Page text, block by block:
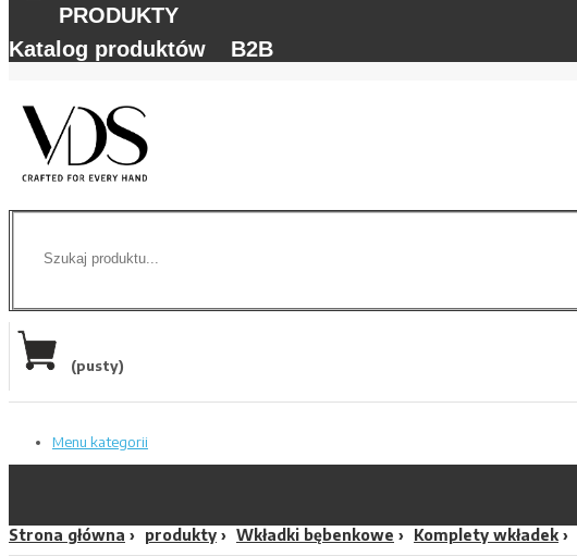
PRODUKTY
Katalog produktów
B2B
(pusty)
Menu kategorii
Strona główna produkty Wkładki bębenkowe Komplety wkładek